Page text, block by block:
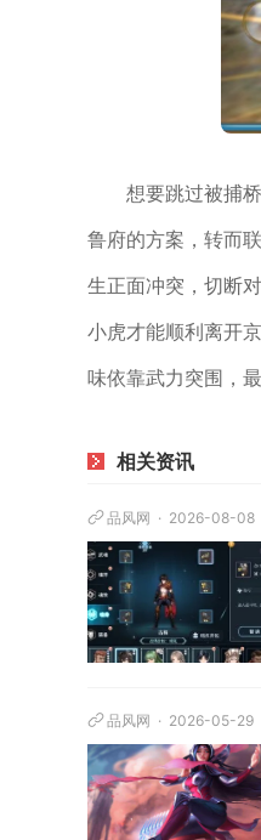
想要跳过被捕
鲁府的方案，转而
生正面冲突，切断
小虎才能顺利离开
味依靠武力突围，
相关资讯
品风网 2026-08-08
品风网 2026-05-29